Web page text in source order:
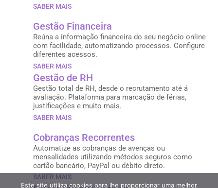
SABER MAIS
Gestão Financeira
Reúna a informação financeira do seu negócio online
com facilidade, automatizando processos. Configure
diferentes acessos.
SABER MAIS
Gestão de RH
Gestão total de RH, desde o recrutamento até á
avaliação. Plataforma para marcação de férias,
justificações e muito mais.
SABER MAIS
Cobranças Recorrentes
Automatize as cobranças de avenças ou
mensalidades utilizando métodos seguros como
cartão bancário, PayPal ou débito direto.
SABER MAIS
Este site utiliza cookies para lhe proporcionar uma melhor